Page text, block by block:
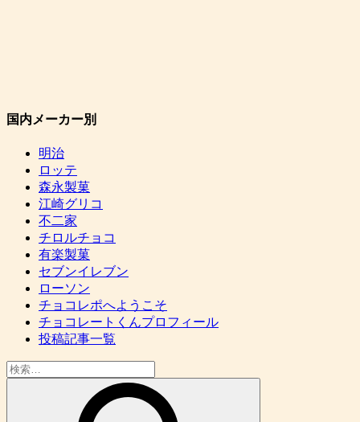
国内メーカー別
明治
ロッテ
森永製菓
江崎グリコ
不二家
チロルチョコ
有楽製菓
セブンイレブン
ローソン
チョコレポへようこそ
チョコレートくんプロフィール
投稿記事一覧
検